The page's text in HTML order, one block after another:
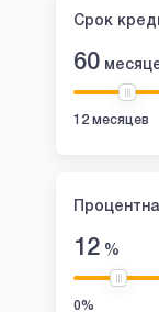
Срок
60
12 месяцев
12%
0%